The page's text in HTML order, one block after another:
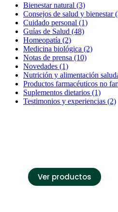
Bienestar natural (3)
Consejos de salud y bienestar
Cuidado personal (1)
Guías de Salud (48)
Homeopatía (2)
Medicina biológica (2)
Notas de prensa (10)
Novedades (1)
Nutrición y alimentación
Productos farmacéuticos no
Suplementos dietarios (1)
Testimonios y experiencias (2)
Ver productos